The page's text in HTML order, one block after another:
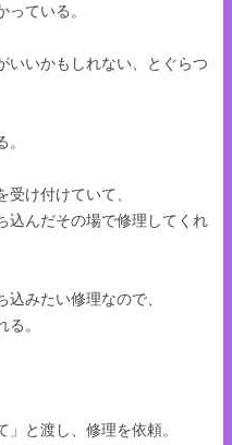
ている。
いいかもしれない、とぐらつ
け付けていて、
込んだその場で修理してくれ
みたい修理なので、
。
」と渡し、修理を依頼。